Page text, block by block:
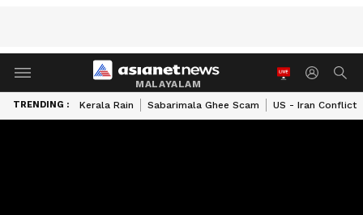
MALAYALAM
TRENDING : Kerala Rain Sabarimala Ghee Scam US - Iran Conflict